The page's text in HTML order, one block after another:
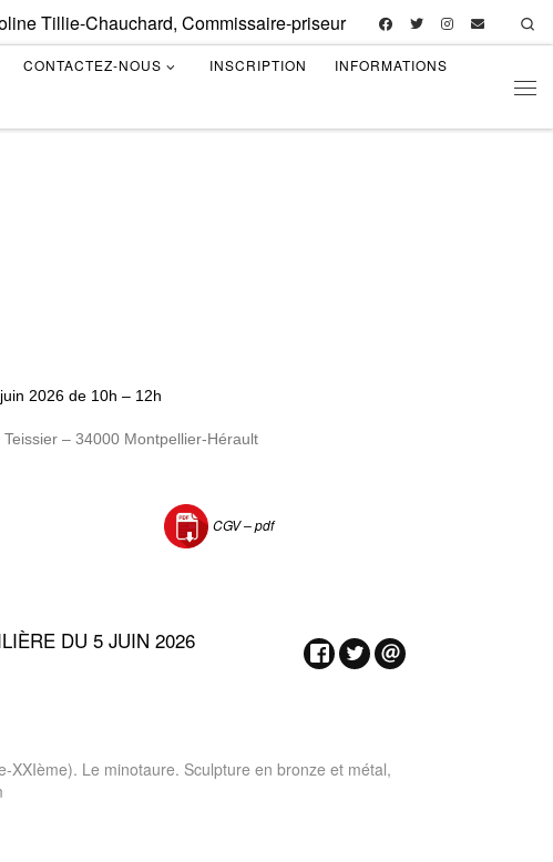
Tillie-Chauchard, Commissaire-priseur
CONTACTEZ-NOUS INSCRIPTION INFORMATIONS
2026 de 10h – 12h
– 34000 Montpellier-Hérault
CGV –pdf
DU 5 JUIN 2026
XXIème). Le minotaure. Sculpture en bronze et métal,